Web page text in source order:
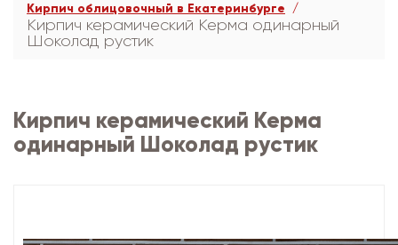
Кирпич облицовочный в Екатеринбурге
Кирпич керамический Керма одинарный
Шоколад рустик
Кирпич керамический Керма
одинарный Шоколад рустик